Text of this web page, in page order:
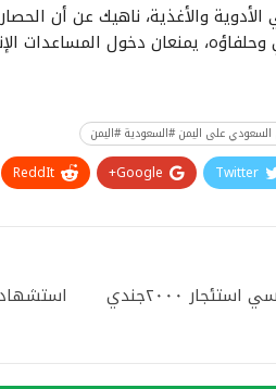
والأغذية، ناهيك عن أن
يمنعان دخول المساعدات
السعودي على اليمن #السعودية #اليمن
Twitter
Google+
ReddIt
محمد بن نايف يعرض على السيسي استئجار ٢٠٠٠جندي